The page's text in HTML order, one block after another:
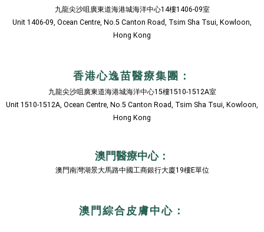
九龍尖沙咀廣東道海港城海洋中心14樓1406-09室
Unit 1406-09, Ocean Centre, No.5 Canton Road, Tsim Sha Tsui, Kowloon,
Hong Kong
香港心逸苗醫療集團：
九龍尖沙咀廣東道海港城海洋中心15樓1510-1512A室
Unit 1510-1512A, Ocean Centre, No.5 Canton Road, Tsim Sha Tsui, Kowloon,
Hong Kong
澳門醫療中心：
澳門南灣湖景大馬路中國工商銀行大廈19樓E單位
澳門綜合皮膚中心：